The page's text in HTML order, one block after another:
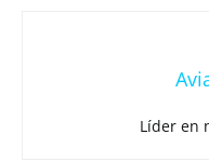
Líder en